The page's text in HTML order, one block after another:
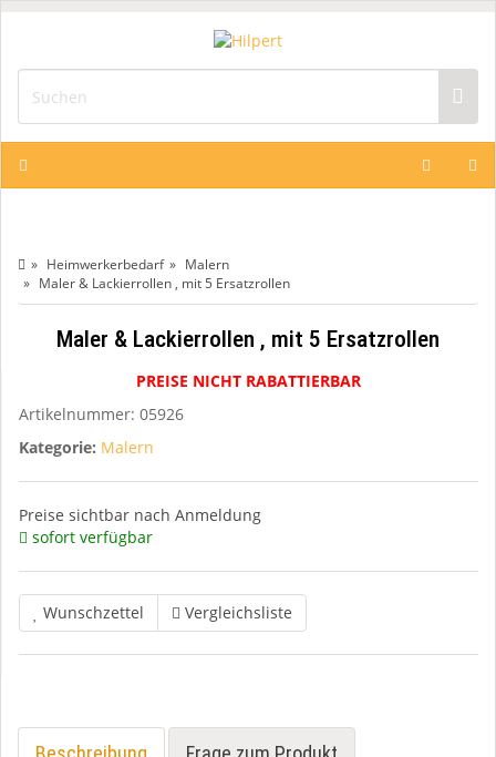
Heimwerkerbedarf
Malern
Maler & Lackierrollen , mit 5 Ersatzrollen
Maler & Lackierrollen , mit 5 Ersatzrollen
PREISE NICHT RABATTIERBAR
Artikelnummer: 05926
Kategorie: Malern
Preise sichtbar nach Anmeldung
sofort verfügbar
Wunschzettel Vergleichsliste